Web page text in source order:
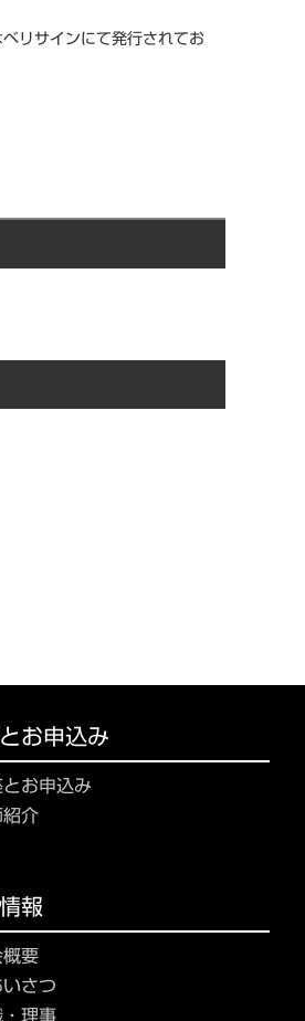
リサインにて発行されてお
お申込み
お申込み
介
報
要
さつ